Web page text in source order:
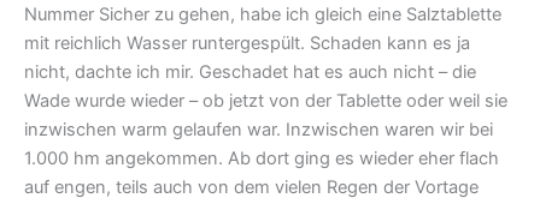
Nummer Sicher zu gehen, habe ich gleich eine Salztablette
mit reichlich Wasser runtergespült. Schaden kann es ja
nicht, dachte ich mir. Geschadet hat es auch nicht – die
Wade wurde wieder – ob jetzt von der Tablette oder weil sie
inzwischen warm gelaufen war. Inzwischen waren wir bei
1.000 hm angekommen. Ab dort ging es wieder eher flach
auf engen, teils auch von dem vielen Regen der Vortage